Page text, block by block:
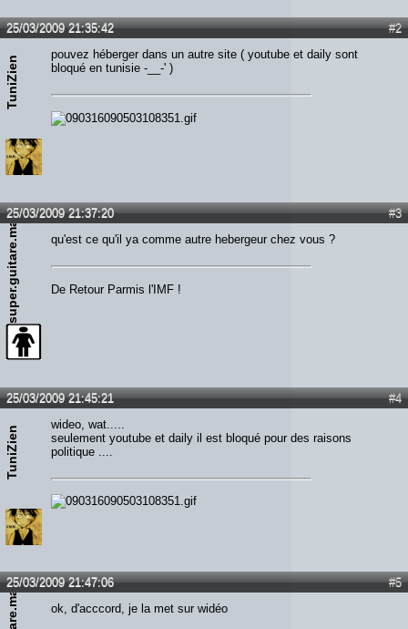
#2
25/03/2009 21:35:42
TuniZien
pouvez héberger dans un autre site ( youtube et daily sont
bloqué en tunisie -__-' )
#3
25/03/2009 21:37:20
super.guitare.man qu'est ce qu'il ya comme autre hebergeur chez vous ?
De Retour Parmis l'IMF !
#4
25/03/2009 21:45:21
TuniZien
wideo, wat.....
seulement youtube et daily il est bloqué pour des raisons
politique ....
#5
25/03/2009 21:47:06
ok, d'acccord, je la met sur widéo